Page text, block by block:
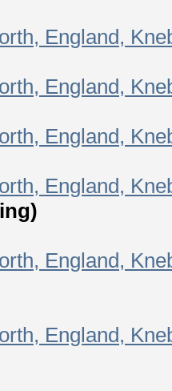
England,
England,
England,
England,
England,
England,